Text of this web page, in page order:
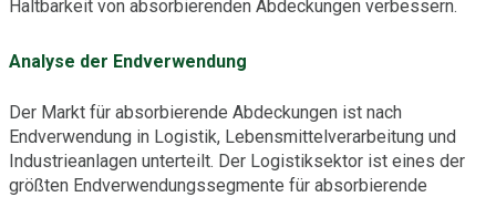
Haltbarkeit von absorbierenden Abdeckungen verbessern.
Analyse der Endverwendung
Der Markt für absorbierende Abdeckungen ist nach
Endverwendung in Logistik, Lebensmittelverarbeitung und
Industrieanlagen unterteilt. Der Logistiksektor ist eines der
größten Endverwendungssegmente für absorbierende